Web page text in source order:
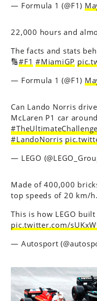
— Formula 1 (@F1)
22,000 hours and
The facts and stats
🔢#F1 #MiamiGP
— Formula 1 (@F1)
Can Lando Norris
McLaren P1 car
#TheUltimateChallenge
#LandoNorris
— LEGO
Made of 400,000
top speeds of 20 km/h.
This is how LEGO
pic.twitter.com/
— Autosport